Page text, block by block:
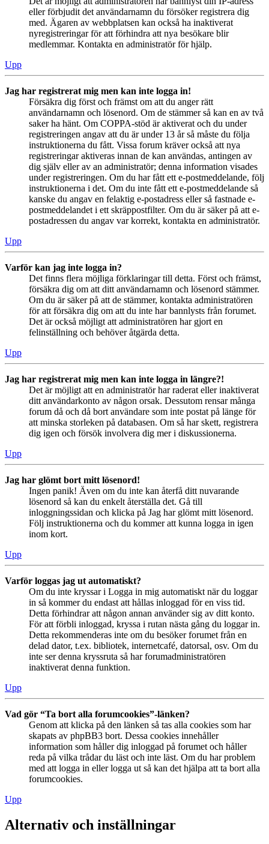
eller förbjudit det användarnamn du försöker registrera dig
med. Ägaren av webbplatsen kan också ha inaktiverat
nyregistreringar för att förhindra att nya besökare blir
medlemmar. Kontakta en administratör för hjälp.
Upp
Jag har registrerat mig men kan inte logga in!
Försäkra dig först och främst om att du anger rätt
användarnamn och lösenord. Om de stämmer så kan en av två
saker ha hänt. Om COPPA-stöd är aktiverat och du under
registreringen angav att du är under 13 år så måste du följa
instruktionerna du fått. Vissa forum kräver också att nya
registreringar aktiveras innan de kan användas, antingen av
dig själv eller av an administratör; denna information visades
under registreringen. Om du har fått ett e-postmeddelande, följ
instruktionerna i det. Om du inte fått ett e-postmeddelande så
kanske du angav en felaktig e-postadress eller så fastnade e-
postmeddelandet i ett skräppostfilter. Om du är säker på att e-
postadressen du angav var korrekt, kontakta en administratör.
Upp
Varför kan jag inte logga in?
Det finns flera möjliga förklaringar till detta. Först och främst,
försäkra dig om att ditt användarnamn och lösenord stämmer.
Om du är säker på att de stämmer, kontakta administratören
för att försäkra dig om att du inte har bannlysts från forumet.
Det är också möjligt att administratören har gjort en
felinställning och behöver åtgärda detta.
Upp
Jag har registrerat mig men kan inte logga in längre?!
Det är möjligt att en administratör har raderat eller inaktiverat
ditt användarkonto av någon orsak. Dessutom rensar många
forum då och då bort användare som inte postat på länge för
att minska storleken på databasen. Om så har skett, registrera
dig igen och försök involvera dig mer i diskussionerna.
Upp
Jag har glömt bort mitt lösenord!
Ingen panik! Även om du inte kan återfå ditt nuvarande
lösenord så kan du enkelt återställa det. Gå till
inloggningssidan och klicka på Jag har glömt mitt lösenord.
Följ instruktionerna och du kommer att kunna logga in igen
inom kort.
Upp
Varför loggas jag ut automatiskt?
Om du inte kryssar i Logga in mig automatiskt när du loggar
in så kommer du endast att hållas inloggad för en viss tid.
Detta förhindrar att någon annan använder sig av ditt konto.
För att förbli inloggad, kryssa i rutan nästa gång du loggar in.
Detta rekommenderas inte om du besöker forumet från en
delad dator, t.ex. bibliotek, internetcafé, datorsal, osv. Om du
inte ser denna kryssruta så har forumadministratören
inaktiverat denna funktion.
Upp
Vad gör “Ta bort alla forumcookies”-länken?
Genom att klicka på den länken så tas alla cookies som har
skapats av phpBB3 bort. Dessa cookies innehåller
information som håller dig inloggad på forumet och håller
reda på vilka trådar du läst och inte läst. Om du har problem
med att logga in eller logga ut så kan det hjälpa att ta bort alla
forumcookies.
Upp
Alternativ och inställningar